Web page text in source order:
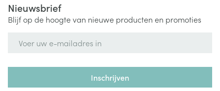
Nieuwsbrief
Blijf op de hoogte van nieuwe producten en promoties
Inschrijven